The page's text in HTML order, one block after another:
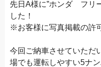
先日A様に”ホンダ フリ
した！
※お客様に写真掲載の許
今回ご納車させていただ
場でも運転しやすい5ナ